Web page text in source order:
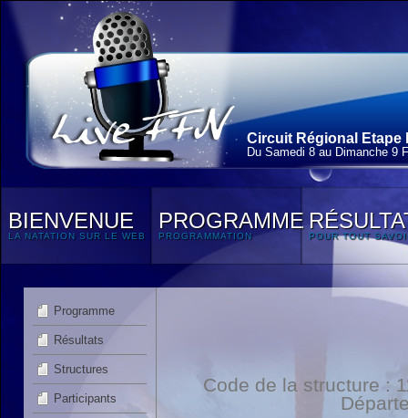
Circuit Régional Etape
Du Samedi 8 au Dimanche 9
BIENVENUE
LA NATATION SUR LE WEB
PROGRAMME
PROGRAMMATION POUR TOUT
Programme
Résultats
Structures
Participants
Code de la structure :